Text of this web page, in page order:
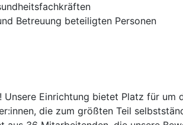
Betreuung beteiligten Personen
Einrichtung bietet Platz für um
die zum größten Teil